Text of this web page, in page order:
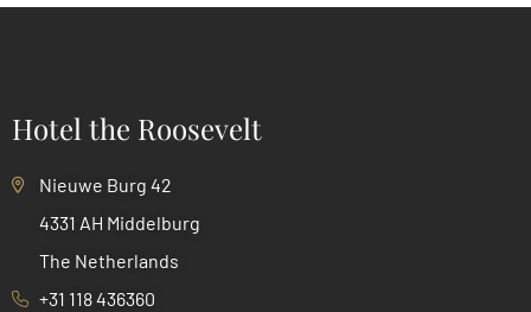
Hotel the Roosevelt
Nieuwe Burg 42
4331 AH Middelburg
The Netherlands
+31 118 436360